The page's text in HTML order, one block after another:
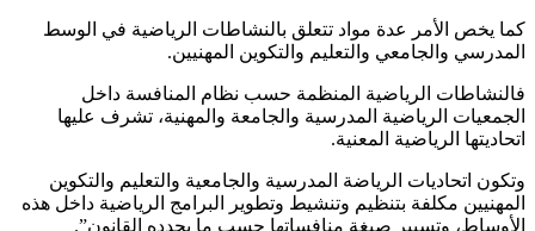
كما يخص الأمر عدة مواد تتعلق بالنشاطات الرياضية في الوسط
المدرسي والجامعي والتعليم والتكوين المهنيين.
فالنشاطات الرياضية المنظمة حسب نظام المنافسة داخل
الجمعيات الرياضية المدرسية والجامعة والمهنية، تشرف عليها
اتحاديتها الرياضية المعنية.
وتكون اتحاديات الرياضة المدرسية والجامعية والتعليم والتكوين
المهنيين مكلفة بتنظيم وتنشيط وتطوير البرامج الرياضية داخل هذه
الأوساط، وتسيير صيغة منافساتها حسب ما يحدده القانون”.